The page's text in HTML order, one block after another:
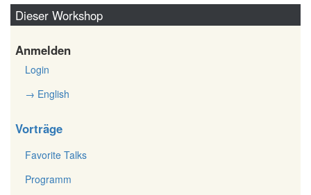
Dieser Workshop
Anmelden
Login
→ English
Vorträge
Favorite Talks
Programm